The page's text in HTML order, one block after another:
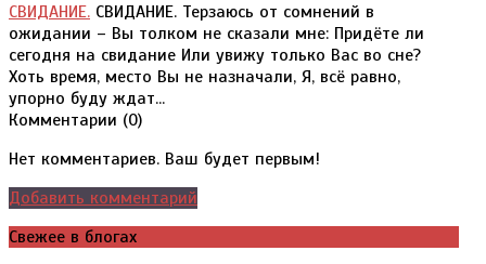
СВИДАНИЕ. СВИДАНИЕ. Терзаюсь от сомнений в
ожидании – Вы толком не сказали мне: Придёте ли
сегодня на свидание Или увижу только Вас во сне?
Хоть время, место Вы не назначали, Я, всё равно,
упорно буду ждат...
Комментарии (0)
Нет комментариев. Ваш будет первым!
Добавить комментарий
Свежее в блогах